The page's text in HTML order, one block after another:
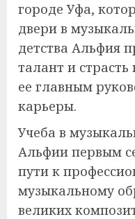
городе Уфа,
двери в
детства Альфия
талант и
ее главным
карьеры.
Учеба в
Альфии первым
пути к
музыкальному
великих